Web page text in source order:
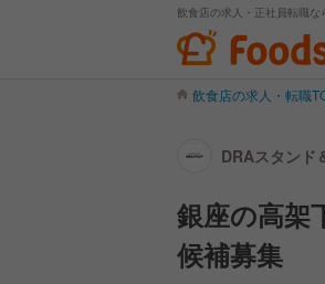
飲食店の求人・正社員転職
飲食店の求人・転職
DRAスタンド
銀座の高架
候補募集